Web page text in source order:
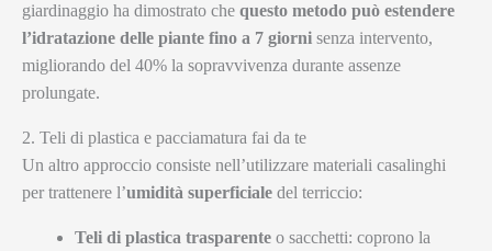
giardinaggio ha dimostrato che questo metodo può estendere
l’idratazione delle piante fino a 7 giorni senza intervento,
migliorando del 40% la sopravvivenza durante assenze
prolungate.
2. Teli di plastica e pacciamatura fai da te
Un altro approccio consiste nell’utilizzare materiali casalinghi
per trattenere l’umidità superficiale del terriccio:
Teli di plastica trasparente o sacchetti: coprono la